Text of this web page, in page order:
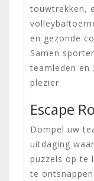
touwtrekken,
en gezonde
Samen
teamleden en
plezier.
Escape
Dompel uw
uitdaging
puzzels op te
te